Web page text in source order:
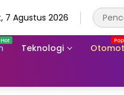
7 Agustus 2026
Teknologi